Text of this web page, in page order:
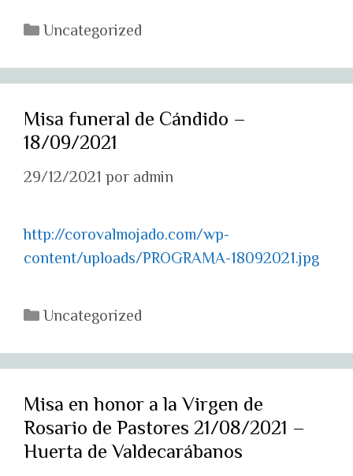
Categorías
Uncategorized
Misa funeral de Cándido –
18/09/2021
29/12/2021 por admin
http://corovalmojado.com/wp-
content/uploads/PROGRAMA-18092021.jpg
Categorías
Uncategorized
Misa en honor a la Virgen de
Rosario de Pastores 21/08/2021 –
Huerta de Valdecarábanos